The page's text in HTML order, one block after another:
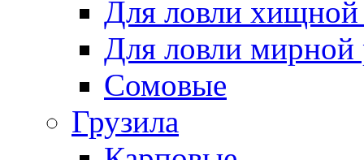
Для ловли
Для ловли
Сомовые
Грузила